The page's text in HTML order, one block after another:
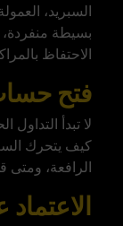
السبريد،
بسيطة منفردة،
الاحتفاظ
فتح
لا تبدأ التداول
كيف يتحرك
الرافعة،